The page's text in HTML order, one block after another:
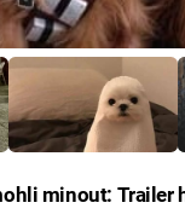
minout: Trailer